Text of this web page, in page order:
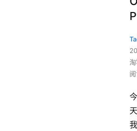
P
今
天
我